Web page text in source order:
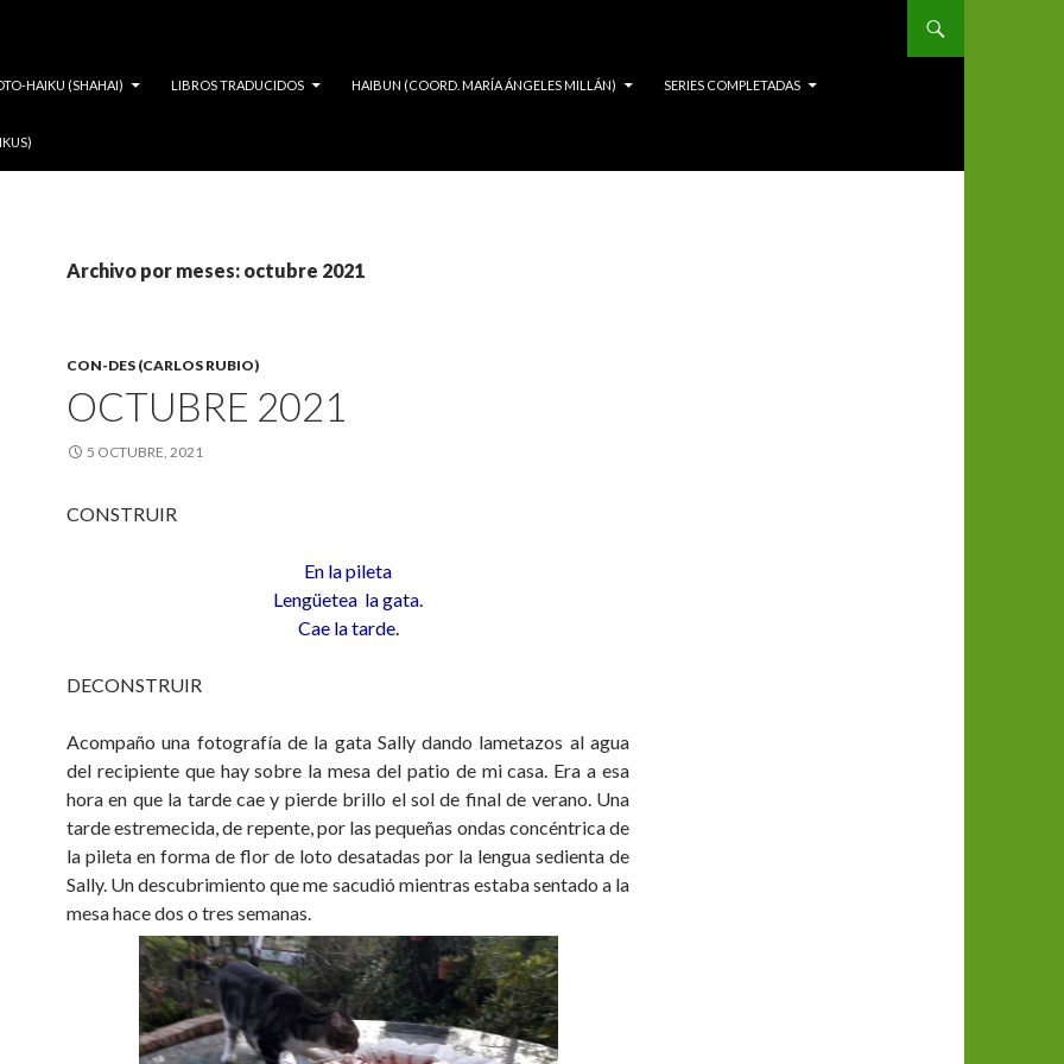
HAIKU (SHAHAI) LIBROS TRADUCIDOS HAIBUN (COORD. MARÍA ÁNGELES MILLÁN) SERIES COMPLETADAS
Archivo por meses: octubre 2021
CON-DES (CARLOS RUBIO)
OCTUBRE 2021
5 OCTUBRE, 2021
CONSTRUIR
En la pileta
Lengüetea la gata.
Cae la tarde.
DECONSTRUIR
Acompaño una fotografía de la gata Sally dando lametazos al agua
del recipiente que hay sobre la mesa del patio de mi casa. Era a esa
hora en que la tarde cae y pierde brillo el sol de final de verano. Una
tarde estremecida, de repente, por las pequeñas ondas concéntrica de
la pileta en forma de flor de loto desatadas por la lengua sedienta de
Sally. Un descubrimiento que me sacudió mientras estaba sentado a la
mesa hace dos o tres semanas.